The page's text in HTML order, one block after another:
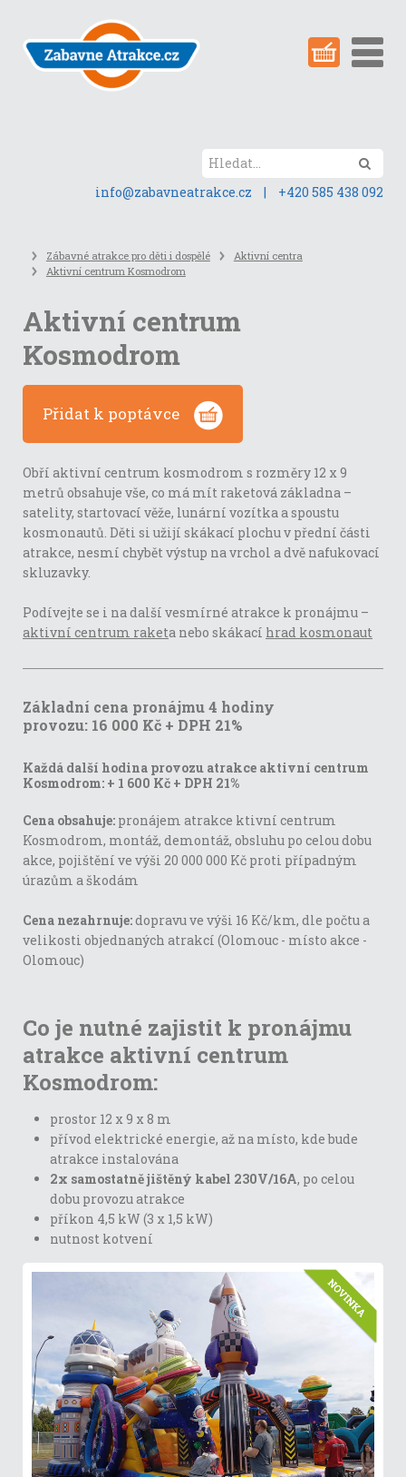
obsah
stránky
info@zabavneatrakce.cz
| +420 585 438 092
Zábavné atrakce pro děti i dospělé
Aktivní centra
Aktivní centrum Kosmodrom
Aktivní centrum
Kosmodrom
Přidat k poptávce
Obří aktivní centrum kosmodrom s rozměry 12 x 9
metrů obsahuje vše, co má mít raketová základna –
satelity, startovací věže, lunární vozítka a spoustu
kosmonautů. Děti si užijí skákací plochu v přední části
atrakce, nesmí chybět výstup na vrchol a dvě nafukovací
skluzavky.
Podívejte se i na další vesmírné atrakce k pronájmu –
aktivní centrum raketa nebo skákací hrad kosmonaut
Základní cena pronájmu 4 hodiny
provozu: 16 000 Kč + DPH 21%
Každá další hodina provozu atrakce aktivní centrum
Kosmodrom: + 1 600 Kč + DPH 21%
Cena obsahuje: pronájem atrakce ktivní centrum
Kosmodrom, montáž, demontáž, obsluhu po celou dobu
akce, pojištění ve výši 20 000 000 Kč proti případným
úrazům a škodám
Cena nezahrnuje:dopravu ve výši 16 Kč/km, dle počtu a
velikosti objednaných atrakcí (Olomouc - místo akce -
Olomouc)
Co je nutné zajistit k pronájmu
atrakce aktivní centrum
Kosmodrom:
prostor 12 x 9 x 8 m
přívod elektrické energie, až na místo, kde bude
atrakce instalována
2x samostatně jištěný kabel 230V/16A, po celou
dobu provozu atrakce
příkon 4,5 kW (3 x 1,5 kW)
nutnost kotvení